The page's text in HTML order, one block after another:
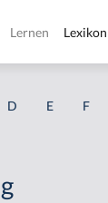
Lernen Lexikon
D E F